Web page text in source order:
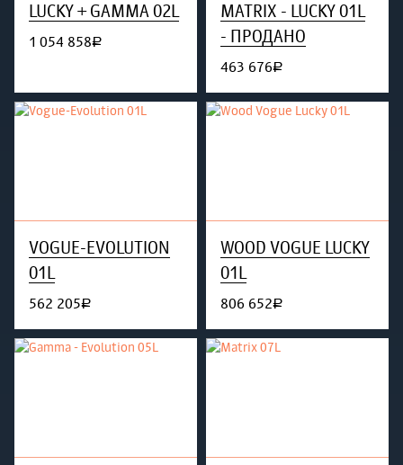
LUCKY + GAMMA 02L
1 054 858руб.
MATRIX - LUCKY 01L
- ПРОДАНО
463 676руб.
VOGUE-EVOLUTION
01L
562 205руб.
WOOD VOGUE LUCKY
01L
806 652руб.